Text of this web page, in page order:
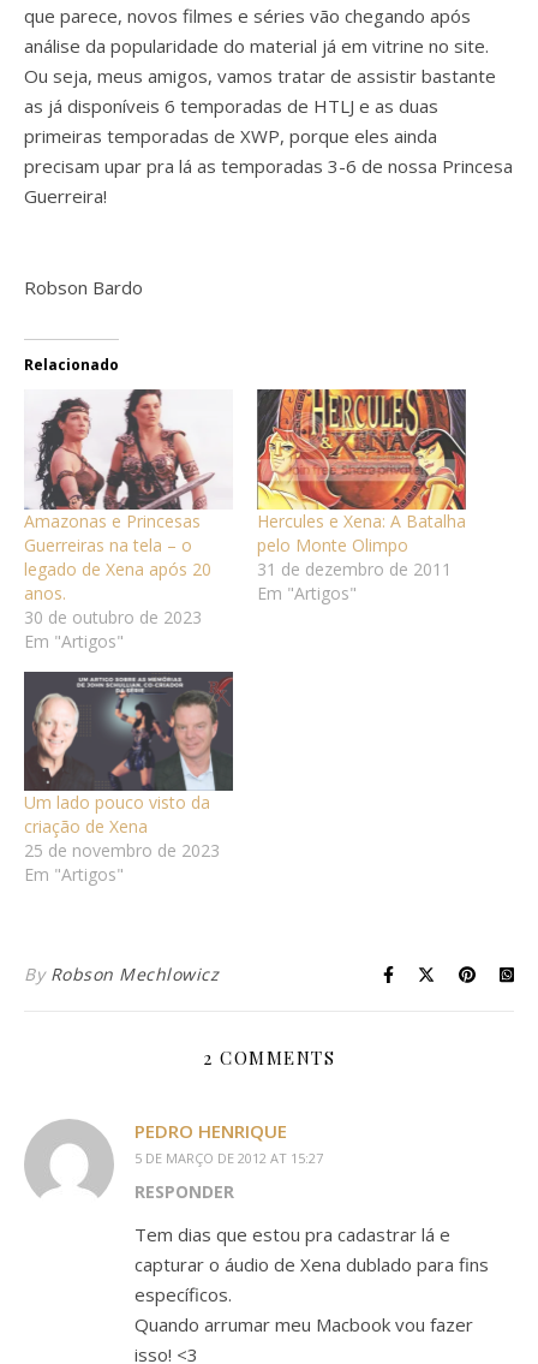
que parece, novos filmes e séries vão chegando após
análise da popularidade do material já em vitrine no site.
Ou seja, meus amigos, vamos tratar de assistir bastante
as já disponíveis 6 temporadas de HTLJ e as duas
primeiras temporadas de XWP, porque eles ainda
precisam upar pra lá as temporadas 3-6 de nossa Princesa
Guerreira!
Robson Bardo
Relacionado
Amazonas e Princesas
Guerreiras na tela – o
legado de Xena após 20
anos.
30 de outubro de 2023
Em "Artigos"
Hercules e Xena: A Batalha
pelo Monte Olimpo
31 de dezembro de 2011
Em "Artigos"
Um lado pouco visto da
criação de Xena
25 de novembro de 2023
Em "Artigos"
By Robson Mechlowicz
2 COMMENTS
PEDRO HENRIQUE
5 DE MARÇO DE 2012 AT 15:27
RESPONDER
Tem dias que estou pra cadastrar lá e
capturar o áudio de Xena dublado para fins
específicos.
Quando arrumar meu Macbook vou fazer
isso! <3